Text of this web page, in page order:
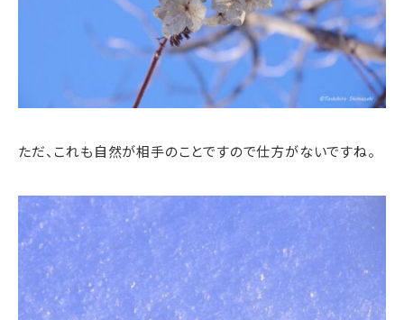
ただ、これも自然が相手のことですので仕方がないですね。